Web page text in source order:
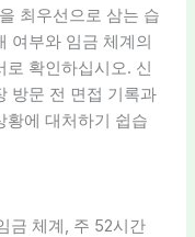
최우선으로 삼는 습
여부와 임금 체계의
로 확인하십시오. 신
방문 전 면접 기록과
황에 대처하기 쉽습
금 체계, 주 52시간